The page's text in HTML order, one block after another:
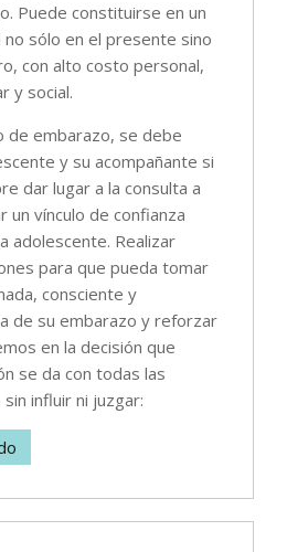
Puede constituirse en un
sólo en el presente sino
con alto costo personal,
y social.
de embarazo, se debe
y su acompañante si
dar lugar a la consulta a
un vínculo de confianza
adolescente. Realizar
para que pueda tomar
consciente y
de su embarazo y reforzar
en la decisión que
se da con todas las
influir ni juzgar: